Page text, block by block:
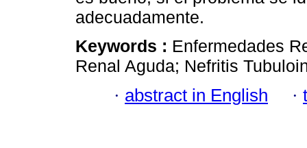
adecuadamente.
Keywords : Enfermedades
Renal Aguda; Nefritis
· abstract in English ·